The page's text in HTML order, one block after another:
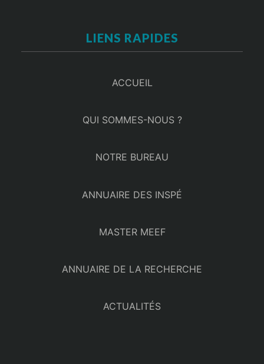
LIENS RAPIDES
ACCUEIL
QUI SOMMES-NOUS ?
NOTRE BUREAU
ANNUAIRE DES INSPÉ
MASTER MEEF
ANNUAIRE DE LA RECHERCHE
ACTUALITÉS